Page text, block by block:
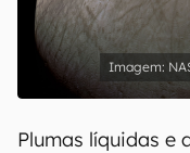
Plumas líquidas e